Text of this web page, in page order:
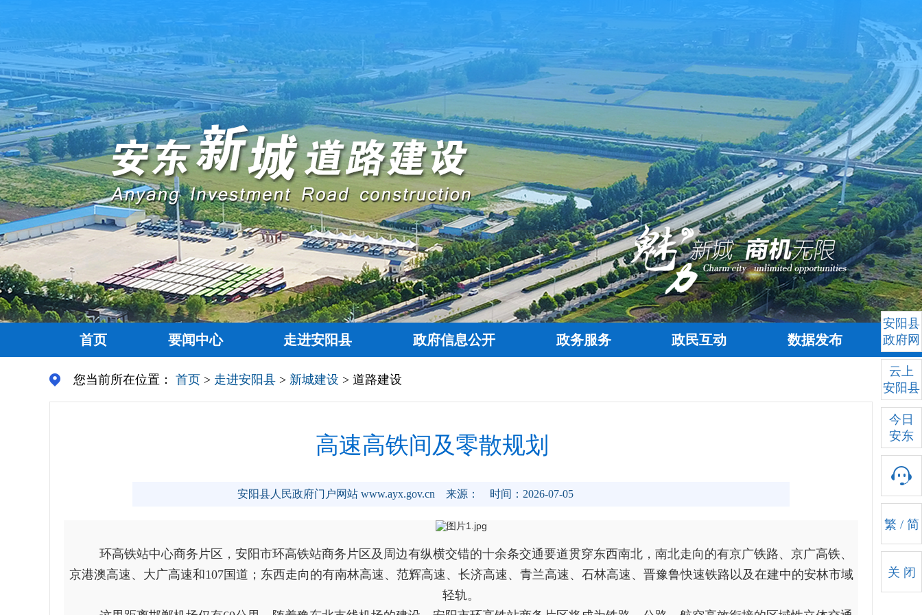
首页 要闻中心 走进安阳县 政府信息公开 政务服务 政民互动 数据发布
您当前所在位置： 首页 > 走进安阳县 > 新城建设 > 道路建设
高速高铁间及零散规划
安阳县人民政府门户网站 www.ayx.gov.cn 来源： 时间：2026-07-05
环高铁站中心商务片区 ，安阳市环高铁站商务片区及周边有纵横交错的十余条交通要道贯穿东西南北，南北走向的有京广铁路、京广高铁、
京港澳高速、大广高速和107国道；东西走向的有南林高速、范辉高速、长济高速、青兰高速、石林高速、晋豫鲁快速铁路以及在建中的安林市域
轻轨。
安阳县
政府网
云上
安阳县
今日
安东
繁 / 简
关 闭